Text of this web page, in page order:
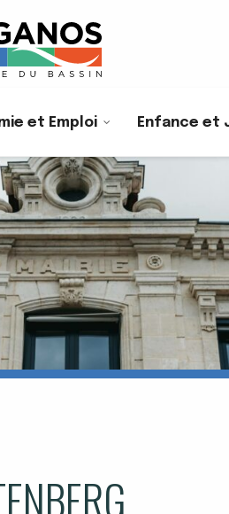
et Emploi Enfance et